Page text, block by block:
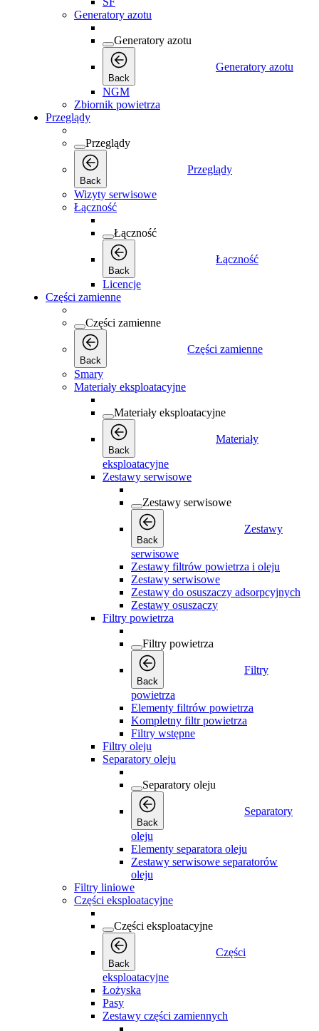
Generatory azotu
Generatory azotu
Back
Generatory azotu
NGM
Zbiornik powietrza
Przeglądy
Przeglądy
Back
Przeglądy
Wizyty serwisowe
Łączność
Łączność
Back
Łączność
Licencje
Części zamienne
Części zamienne
Back
Części zamienne
Smary
Materiały eksploatacyjne
Materiały eksploatacyjne
Back
Materiały
eksploatacyjne
Zestawy serwisowe
Zestawy serwisowe
Back
Zestawy
serwisowe
Zestawy filtrów powietrza i oleju
Zestawy serwisowe
Zestawy do osuszaczy adsorpcyjnych
Zestawy osuszaczy
Filtry powietrza
Filtry powietrza
Back
Filtry
powietrza
Elementy filtrów powietrza
Kompletny filtr powietrza
Filtry wstępne
Filtry oleju
Separatory oleju
Separatory oleju
Back
Separatory
oleju
Elementy separatora oleju
Zestawy serwisowe separatorów
oleju
Filtry liniowe
Części eksploatacyjne
Części eksploatacyjne
Back
Części
eksploatacyjne
Łożyska
Pasy
Zestawy części zamiennych